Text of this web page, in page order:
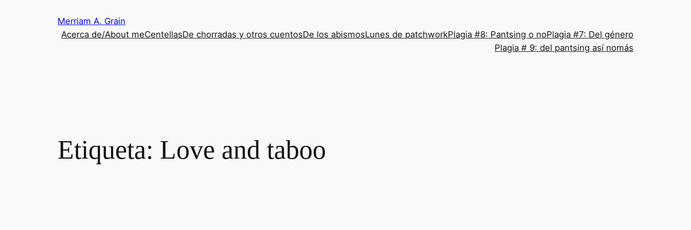
Merriam A. Grain
Acerca de/About meCentellasDe chorradas y otros cuentosDe los abismosLunes de patchworkPlagia #8: Pantsing o noPlagia #7: Del género
Plagia # 9: del pantsing así nomás
Etiqueta: Love and taboo